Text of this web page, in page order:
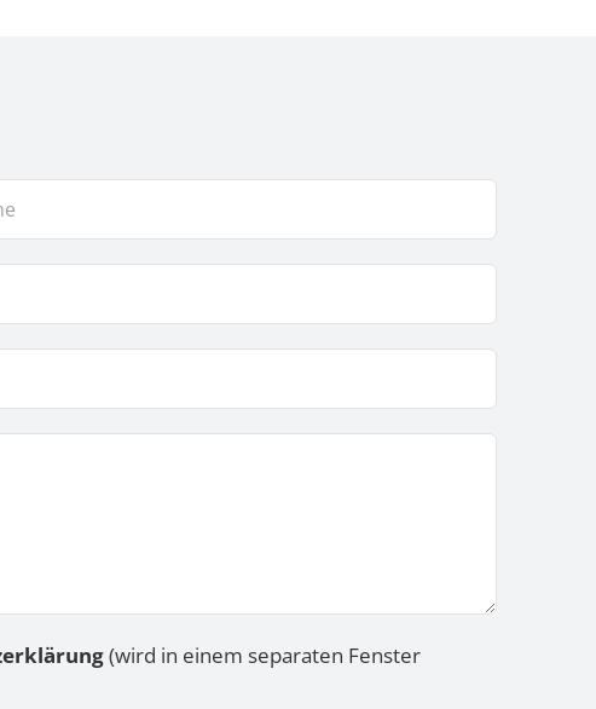
(wird in einem separaten Fenster